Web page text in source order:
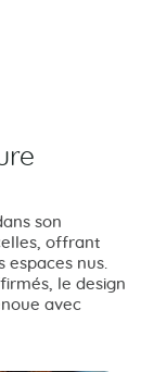
son
offrant
espaces nus.
le design
avec